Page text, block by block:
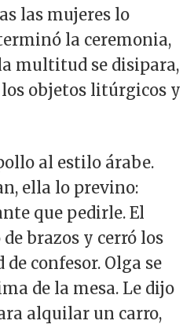
las mujeres lo
la ceremonia,
multitud se disipara,
objetos litúrgicos y
al estilo árabe.
ella lo previno:
que pedirle. El
brazos y cerró los
confesor. Olga se
de la mesa. Le dijo
alquilar un carro,